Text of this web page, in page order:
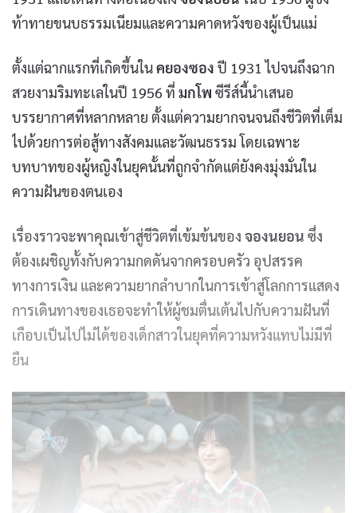
ท้าทายขนบธรรมเนียมและความคาดหวังของผู้เป็นแม่
ตั้งแต่ฉากแรกที่เกิดขึ้นในคยองซอง ปี 1931 ไปจนถึงฉาก
สวยงามริมทะเลในปี 1956 ที่ มกโพ ซีรีส์นี้นำเสนอ
บรรยากาศที่หลากหลาย ตั้งแต่ความยากจนจนถึงชีวิตที่เต็ม
ไปด้วยการต่อสู้ทางสังคมและวัฒนธรรม โดยเฉพาะ
บทบาทของผู้หญิงในยุคนั้นที่ถูกจำกัดแต่ยังคงมุ่งมั่นใน
ความฝันของตนเอง
เรื่องราวจะพาคุณเข้าสู่ชีวิตที่เข้มข้นของ จองนยอน ซึ่ง
ต้องเผชิญทั้งกับความกดดันจากครอบครัว อุปสรรค
ทางการเงิน และความยากลำบากในการเข้าสู่โลกการแสดง
การเดินทางของเธอจะทำให้ผู้ชมตื่นเต้นไปกับความฝันที่
เกือบเป็นไปไม่ได้ของเด็กสาวในยุคที่ความหวังแทบไม่มีที่
ยืน